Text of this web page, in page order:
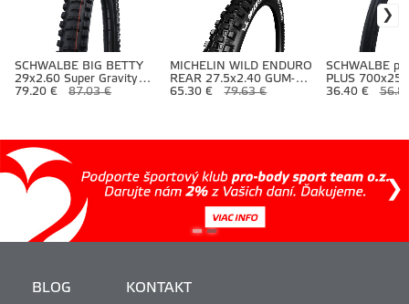
SCHWALBE BIG BETTY
29x2.60 Super Gravity
TLE
79.20 € 87.03 €
MICHELIN WILD ENDURO
REAR 27.5x2.40 GUM-
X3D
65.30 € 79.63 €
SCHWALBE
PLUS
67TPI
36.40 €
BLOG KONTAKT